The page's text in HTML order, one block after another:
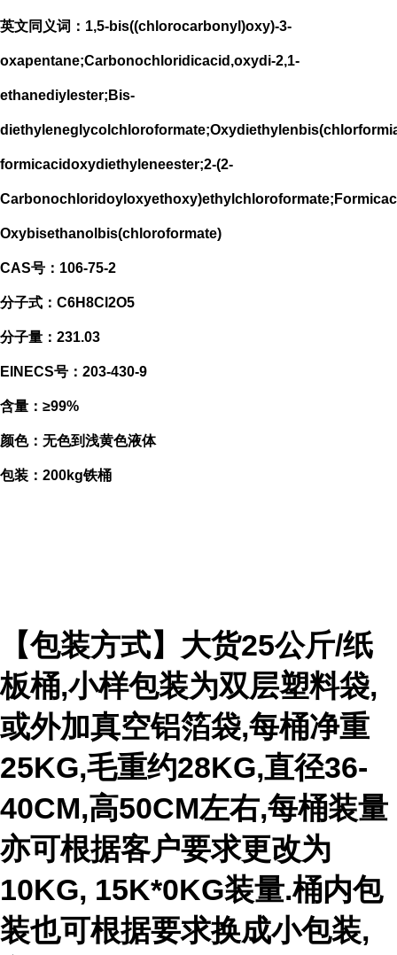
英文同义词：1,5-bis((chlorocarbonyl)oxy)-3-
oxapentane;Carbonochloridicacid,oxydi-2,1-
ethanediylester;Bis-
formicacidoxydiethyleneester;2-(2-
Oxybisethanolbis(chloroformate)
CAS号：106-75-2
分子式：C6H8Cl2O5
分子量：231.03
EINECS号：203-430-9
含量：≥99%
颜色：无色到浅黄色液体
包装：200kg铁桶
【包装方式】大货25公斤/纸
板桶,小样包装为双层塑料袋,
或外加真空铝箔袋,每桶净重
25KG,毛重约28KG,直径36-
40CM,高50CM左右,每桶装量
亦可根据客户要求更改为
10KG, 15K*0KG装量.桶内包
装也可根据要求换成小包装,